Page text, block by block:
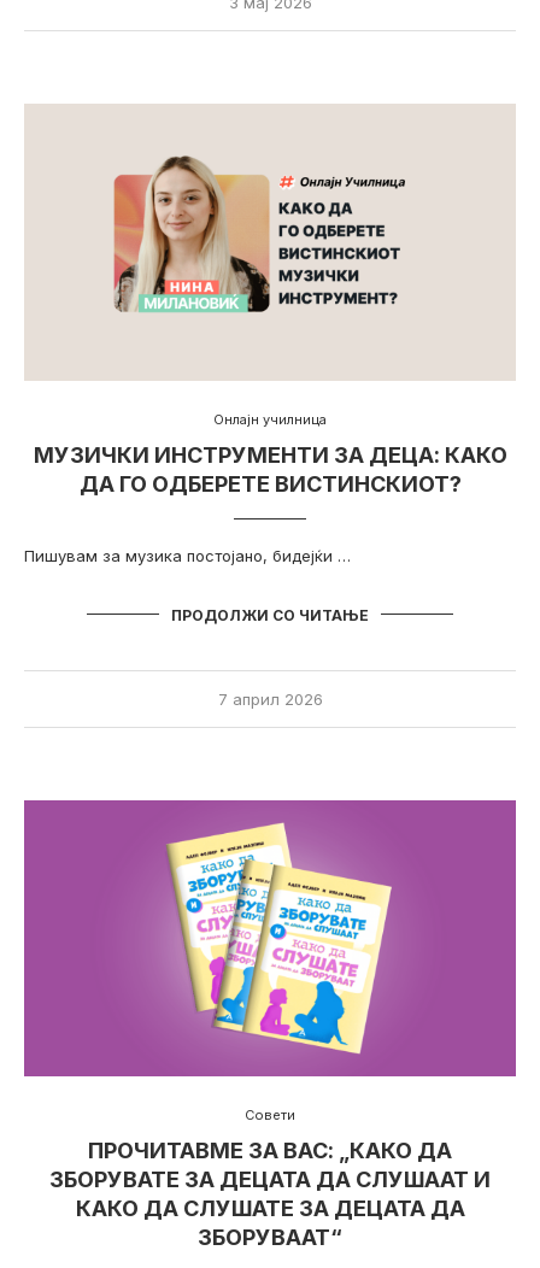
Онлајн училница
МУЗИЧКИ ИНСТРУМЕНТИ ЗА ДЕЦА: КАКО
ДА ГО ОДБЕРЕТЕ ВИСТИНСКИОТ?
Пишувам за музика постојано, бидејќи …
ПРОДОЛЖИ СО ЧИТАЊЕ
7 април 2026
Совети
ПРОЧИТАВМЕ ЗА ВАС: „КАКО ДА
ЗБОРУВАТЕ ЗА ДЕЦАТА ДА СЛУШААТ И
КАКО ДА СЛУШАТЕ ЗА ДЕЦАТА ДА
ЗБОРУВААТ“